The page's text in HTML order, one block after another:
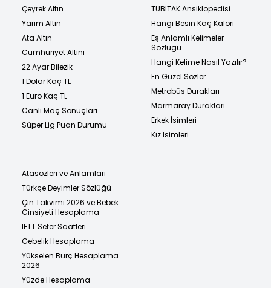
Çeyrek Altın
Yarım Altın
Ata Altın
Cumhuriyet Altını
22 Ayar Bilezik
1 Dolar Kaç TL
1 Euro Kaç TL
Canlı Maç Sonuçları
Süper Lig Puan Durumu
TÜBİTAK Ansiklopedisi
Hangi Besin Kaç Kalori
Eş Anlamlı Kelimeler
Sözlüğü
Hangi Kelime Nasıl Yazılır?
En Güzel Sözler
Metrobüs Durakları
Marmaray Durakları
Erkek İsimleri
Kız İsimleri
Atasözleri ve Anlamları
Türkçe Deyimler Sözlüğü
Çin Takvimi 2026 ve Bebek
Cinsiyeti Hesaplama
İETT Sefer Saatleri
Gebelik Hesaplama
Yükselen Burç Hesaplama
2026
Yüzde Hesaplama